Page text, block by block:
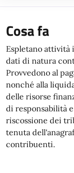
Cosa fa
Espletano
dati di natura
Provvedono al
nonché alla
delle risorse
di responsabilità
riscossione dei
tenuta
contribuenti.